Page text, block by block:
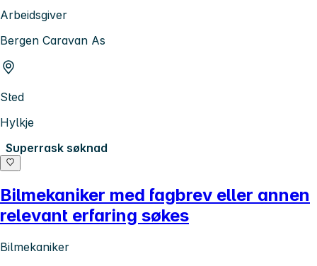
Arbeidsgiver
Bergen Caravan As
Sted
Hylkje
Superrask søknad
Bilmekaniker med fagbrev eller annen
relevant erfaring søkes
Bilmekaniker